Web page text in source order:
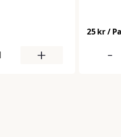
+
25 kr/
-